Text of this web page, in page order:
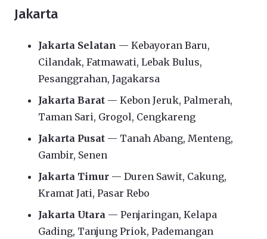
Jakarta
Jakarta Selatan — Kebayoran Baru,
Cilandak, Fatmawati, Lebak Bulus,
Pesanggrahan, Jagakarsa
Jakarta Barat — Kebon Jeruk, Palmerah,
Taman Sari, Grogol, Cengkareng
Jakarta Pusat — Tanah Abang, Menteng,
Gambir, Senen
Jakarta Timur — Duren Sawit, Cakung,
Kramat Jati, Pasar Rebo
Jakarta Utara — Penjaringan, Kelapa
Gading, Tanjung Priok, Pademangan